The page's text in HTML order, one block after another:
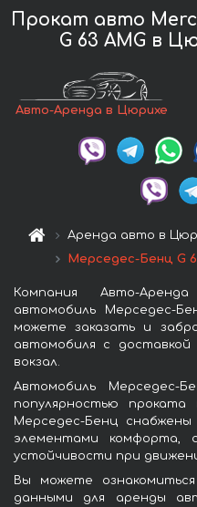
Прокат авто
G 63 AMG в
Авто-Аренда в Цюрихе
Аренда авто в
Мерседес-Бенц G
Компания Авто-
автомобиль Мерседес-
можете заказать и
автомобиля с
вокзал.
Автомобиль Мерседес-
популярностью
Мерседес-Бенц снабжены
элементами комфорта,
устойчивости при
Вы можете
данными для аренды